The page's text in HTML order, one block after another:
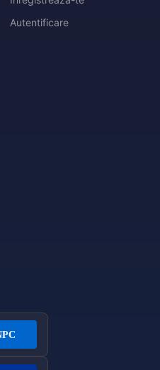
Autentificare